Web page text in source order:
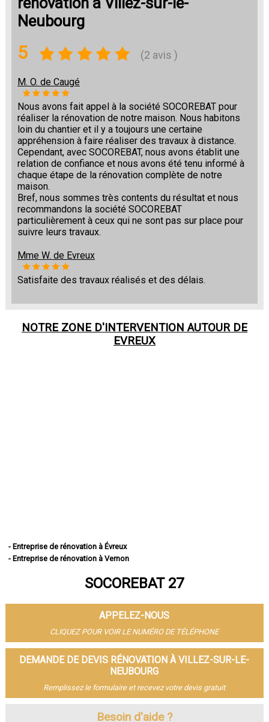
Neubourg
5 (2 avis )
M. O. de Caugé
Nous avons fait appel à la société SOCOREBAT pour
réaliser la rénovation de notre maison. Nous habitons
loin du chantier et il y a toujours une certaine
appréhension à faire réaliser des travaux à distance.
Cependant, avec SOCOREBAT, nous avons établit une
relation de confiance et nous avons été tenu informé à
chaque étape de la rénovation complète de notre
maison.
Bref, nous sommes très contents du résultat et nous
recommandons la société SOCOREBAT
particulièrement à ceux qui ne sont pas sur place pour
suivre leurs travaux.
Mme W. de Evreux
Satisfaite des travaux réalisés et des délais.
NOTRE ZONE D'INTERVENTION AUTOUR DE
EVREUX
- Entreprise de rénovation à Évreux
- Entreprise de rénovation à Vernon
- Entreprise de rénovation à Val-de-Reuil
- Entreprise de rénovation à Bernay
- Entreprise de rénovation à Pont-Audemer
- Entreprise de rénovation à Andelys
- Entreprise de rénovation à Gaillon
- Entreprise de rénovation à Verneuil-sur-Avre
- Entreprise de rénovation à Saint-Marcel
- Entreprise de rénovation à Pacy-sur-Eure
- Entreprise de rénovation à Aubevoye
SOCOREBAT 27
APPELEZ-NOUS
CLIQUEZ POUR VOIR LE NUMÉRO DE TÉLÉPHONE
DEMANDE DE DEVIS RÉNOVATION À VILLEZ-SUR-LE-
NEUBOURG
Remplissez le formulaire et recevez votre devis gratuit
Besoin d'aide ?